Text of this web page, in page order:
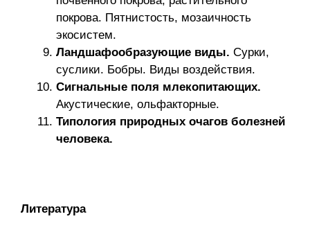
покрова. Пятнистость, мозаичность
экосистем.
Ландшафообразующие виды. Сурки,
суслики. Бобры. Виды воздействия.
Сигнальные поля млекопитающих.
Акустические, ольфакторные.
Типология природных очагов болезней
человека.
Литература